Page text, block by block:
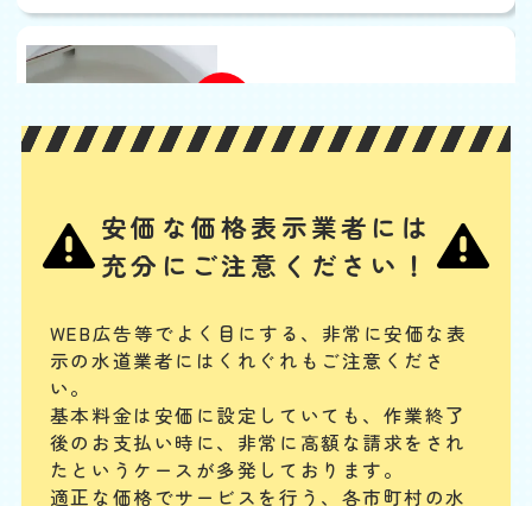
EB
限
合計 2,200円〜
管の破損、レバー・ボタンの故障、レバーとゴムフロートをつなぐチェ
ーンが切れている場合には、水が出ません。手に負えない場合は、専門
業者に連絡してください。
トイレタンクからの水漏
れ
3,000円 W
EB
限
定
割
2,200 円 0
合計 2,200
安価な価格表示業者には
充分にご注意ください！
WEB広告等でよく目にする、非常に安価な表
示の水道業者にはくれぐれもご注意くださ
い。
基本料金は安価に設定していても、作業終了
後のお支払い時に、 非常に高額な請求をされ
たというケースが多発しております。
適正な価格でサービスを行う、各市町村の水